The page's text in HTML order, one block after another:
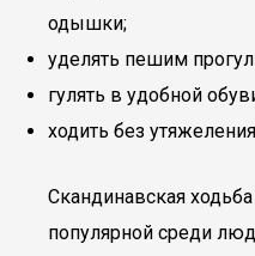
одышки;
уделять пешим
гулять в удобной
ходить без
Скандинавская
популярной среди